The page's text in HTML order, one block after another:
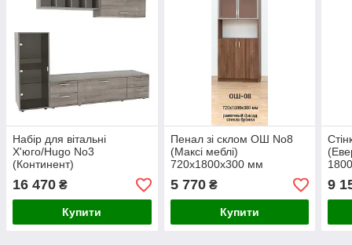
Набір для вітальні
Х'юго/Hugo No3
(Континент)
2060х520х1700 мм
16 470 ₴
Купити
Пенал зі склом ОШ No8
(Максі меблі)
720х1800х300 мм
5 770₴
Купити
9